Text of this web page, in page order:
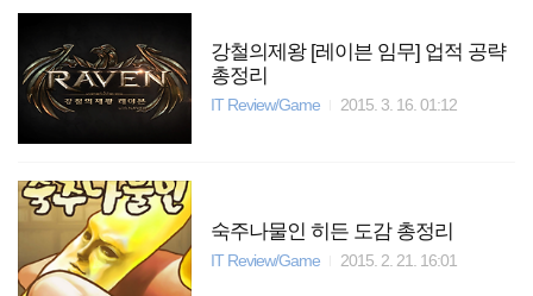
강철의제왕 [레이븐 임무] 업적 공략
총정리
IT Review/Game 2015. 3. 16. 01:12
숙주나물인 히든 도감 총정리
IT Review/Game 2015. 2. 21. 16:01